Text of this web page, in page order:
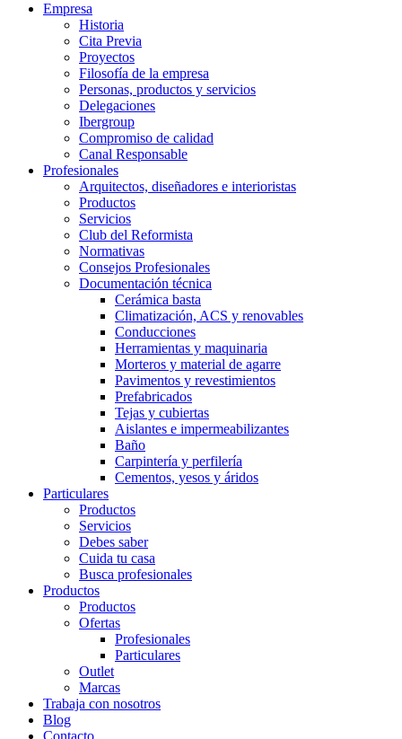
Empresa
Historia
Cita Previa
Proyectos
Filosofía de la empresa
Personas, productos y servicios
Delegaciones
Ibergroup
Compromiso de calidad
Canal Responsable
Profesionales
Arquitectos, diseñadores e interioristas
Productos
Servicios
Club del Reformista
Normativas
Consejos Profesionales
Documentación técnica
Cerámica basta
Climatización, ACS y renovables
Conducciones
Herramientas y maquinaria
Morteros y material de agarre
Pavimentos y revestimientos
Prefabricados
Tejas y cubiertas
Aislantes e impermeabilizantes
Baño
Carpintería y perfilería
Cementos, yesos y áridos
Particulares
Productos
Servicios
Debes saber
Cuida tu casa
Busca profesionales
Productos
Productos
Ofertas
Profesionales
Particulares
Outlet
Marcas
Trabaja con nosotros
Blog
Contacto